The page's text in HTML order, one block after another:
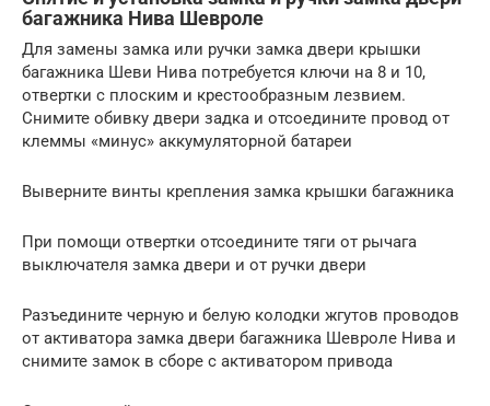
багажника Нива Шевроле
Для замены замка или ручки замка двери крышки
багажника Шеви Нива потребуется ключи на 8 и 10,
отвертки с плоским и крестообразным лезвием.
Снимите обивку двери задка и отсоедините провод от
клеммы «минус» аккумуляторной батареи
Выверните винты крепления замка крышки багажника
При помощи отвертки отсоедините тяги от рычага
выключателя замка двери и от ручки двери
Разъедините черную и белую колодки жгутов проводов
от активатора замка двери багажника Шевроле Нива и
снимите замок в сборе с активатором привода